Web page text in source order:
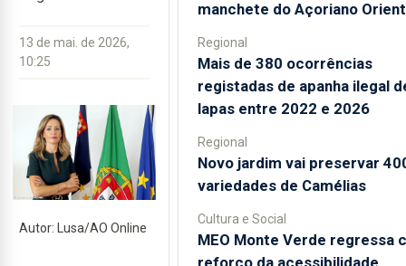
13 de mai. de 2026,
10:25
Autor: Lusa/AO Online
manchete do Açoriano
Regional
Mais de 380 ocorrências
registadas de apanha ilegal
lapas entre 2022 e 2026
Regional
Novo jardim vai preservar
variedades de Camélias
Cultura e Social
MEO Monte Verde regressa
reforço da acessibilidade